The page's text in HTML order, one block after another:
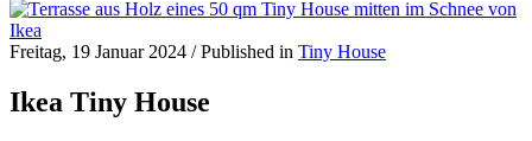
Freitag, 19 Januar 2024 /Published in Tiny House
Ikea Tiny House